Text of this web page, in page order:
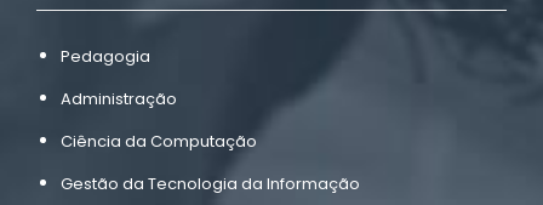
Pedagogia
Administração
Ciência da Computação
Gestão da Tecnologia da Informação